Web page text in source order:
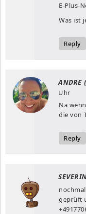
E-Plus-
Was ist
Reply
ANDRE
Uhr
Na
die von
Reply
geprüft